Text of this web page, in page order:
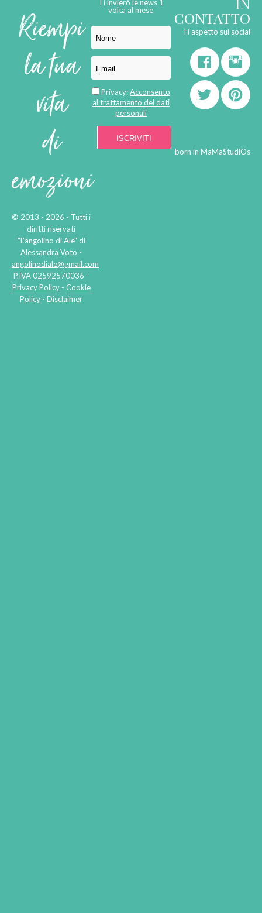
Riempi
la tua
vita
di
emozioni
© 2013 - 2026 - Tutti i
diritti riservati
"L'angolino di Ale" di
Alessandra Voto -
angolinodiale@gmail.com
P.IVA 02592570036 -
Privacy Policy- Cookie
Policy -Disclaimer
Ti invierò le news 1
volta al mese
Privacy:Acconsento
al trattamento dei dati
personali
CONTATTO
Ti aspetto sui social
born in MaMaStudiOs